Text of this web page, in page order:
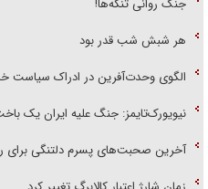
جنگ روانی تنگه‌ها!
هر شبش شب قدر بود
الگوی وحدت‌آفرین در ادراک سیاست
نیویورک‌تایمز: جنگ علیه ایران یک
آخرین صحبت‌های پسرم دلتنگی برای